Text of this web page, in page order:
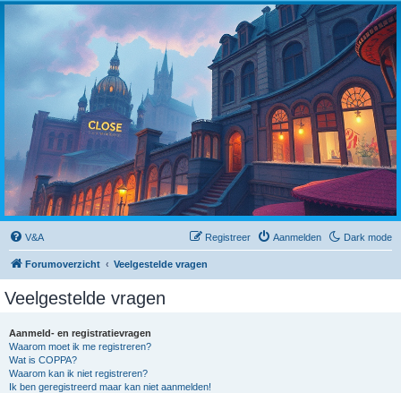
Dark mode
V&A Aanmelden
Registreer
Forumoverzicht Veelgestelde vragen
Veelgestelde vragen
Aanmeld- en registratievragen
Waarom moet ik me registreren?
Wat is COPPA?
Waarom kan ik niet registreren?
Ik ben geregistreerd maar kan niet aanmelden!